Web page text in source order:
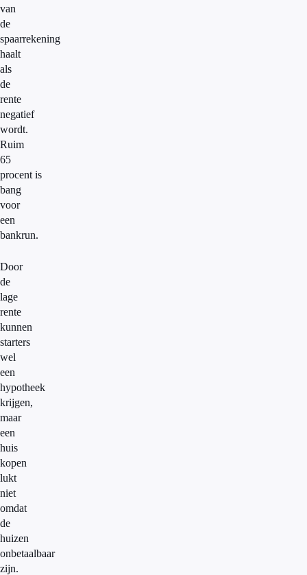
van
de
spaarrekening
haalt
als
de
rente
negatief
wordt.
Ruim
65
procent is
bang
voor
een
bankrun.
Door
de
lage
rente
kunnen
starters
wel
een
hypotheek
krijgen,
maar
een
huis
kopen
lukt
niet
omdat
de
huizen
onbetaalbaar
zijn.